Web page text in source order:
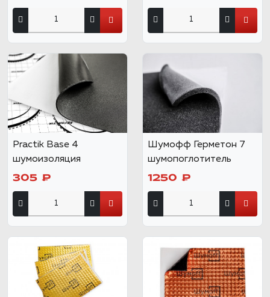
Practik Base 4
шумоизоляция
305 ₽
Шумофф Герметон 7
шумопоглотитель
1250 ₽